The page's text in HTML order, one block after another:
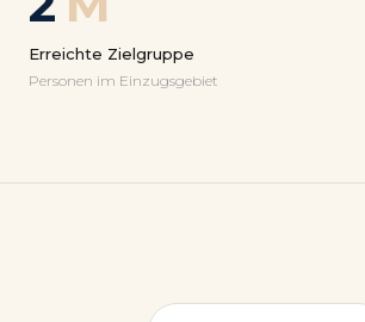
Erreichte Zielgruppe
Personen im Einzugsgebiet